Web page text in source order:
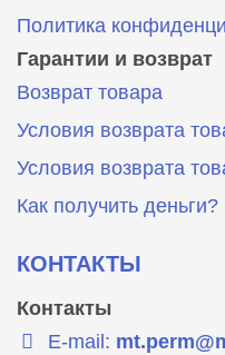
Политика
Гарантии и возврат
Возврат товара
Условия возврата
Условия возврата
Как получить деньги?
КОНТАКТЫ
Контакты
E-mail: